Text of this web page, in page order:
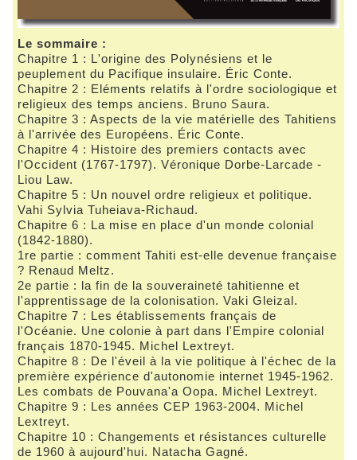
Le sommaire :
Chapitre 1 : L'origine des Polynésiens et le
peuplement du Pacifique insulaire. Éric Conte.
Chapitre 2 : Eléments relatifs à l'ordre sociologique et
religieux des temps anciens. Bruno Saura.
Chapitre 3 : Aspects de la vie matérielle des Tahitiens
à l'arrivée des Européens. Éric Conte.
Chapitre 4 : Histoire des premiers contacts avec
l'Occident (1767-1797). Véronique Dorbe-Larcade -
Liou Law.
Chapitre 5 : Un nouvel ordre religieux et politique.
Vahi Sylvia Tuheiava-Richaud.
Chapitre 6 : La mise en place d'un monde colonial
(1842-1880).
1re partie : comment Tahiti est-elle devenue française
? Renaud Meltz.
2e partie : la fin de la souveraineté tahitienne et
l'apprentissage de la colonisation. Vaki Gleizal.
Chapitre 7 : Les établissements français de
l'Océanie. Une colonie à part dans l'Empire colonial
français 1870-1945. Michel Lextreyt.
Chapitre 8 : De l'éveil à la vie politique à l'échec de la
première expérience d'autonomie internet 1945-1962.
Les combats de Pouvana'a Oopa. Michel Lextreyt.
Chapitre 9 : Les années CEP 1963-2004. Michel
Lextreyt.
Chapitre 10 : Changements et résistances culturelle
de 1960 à aujourd'hui. Natacha Gagné.